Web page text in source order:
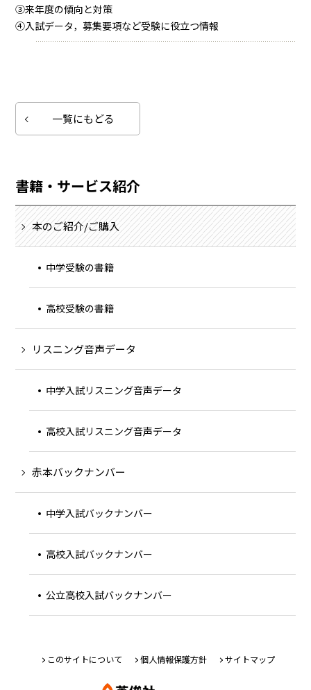
③来年度の傾向と対策
④入試データ，募集要項など受験に役立つ情報
一覧にもどる
書籍・サービス紹介
本のご紹介/ご購入
中学受験の書籍
高校受験の書籍
リスニング音声データ
中学入試リスニング音声データ
高校入試リスニング音声データ
赤本バックナンバー
中学入試バックナンバー
高校入試バックナンバー
公立高校入試バックナンバー
このサイトについて 個人情報保護方針 サイトマップ